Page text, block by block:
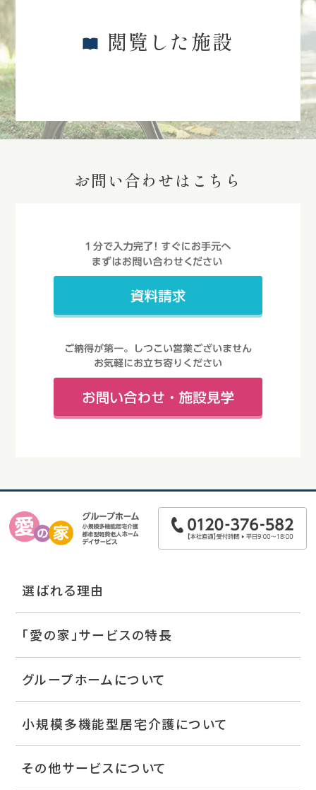
閲覧した施設
お問い合わせはこちら
選ばれる理由
「愛の家」サービスの特長
グループホームについて
小規模多機能型居宅介護について
その他サービスについて